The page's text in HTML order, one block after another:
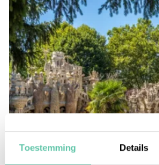
Toestemming Details